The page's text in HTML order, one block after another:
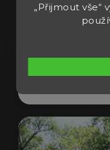
„Přijmout vše“
Revolver